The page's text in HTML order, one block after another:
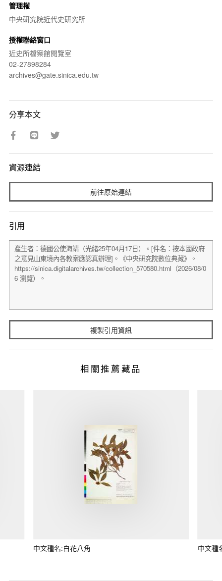
管理權
中央研究院近代史研究所
授權聯絡窗口
近史所檔案館閱覽室
02-27898284
archives@gate.sinica.edu.tw
分享本文
資源連結
前往原始連結
引用
複製引用資訊
相關推薦藏品
中文種名:白花八角 中文種